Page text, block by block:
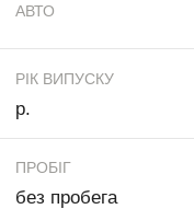
АВТО
РІК ВИПУСКУ
р.
ПРОБІГ
без пробега